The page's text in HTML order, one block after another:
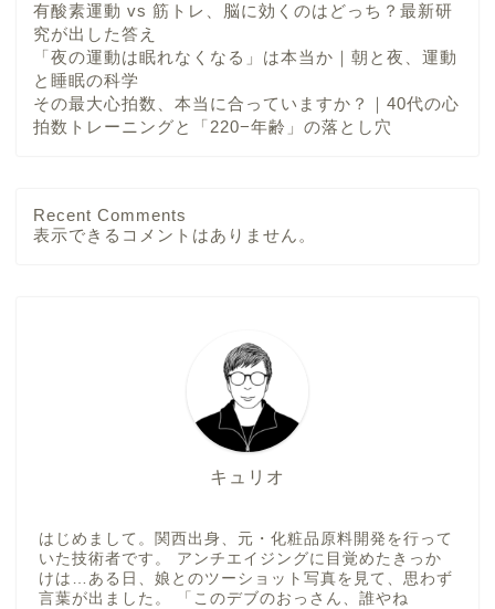
有酸素運動 vs 筋トレ、脳に効くのはどっち？最新研
究が出した答え
「夜の運動は眠れなくなる」は本当か｜朝と夜、運動
と睡眠の科学
その最大心拍数、本当に合っていますか？｜40代の心
拍数トレーニングと「220−年齢」の落とし穴
Recent Comments
表示できるコメントはありません。
キュリオ
はじめまして。関西出身、元・化粧品原料開発を行って
いた技術者です。 アンチエイジングに目覚めたきっか
けは…ある日、娘とのツーショット写真を見て、思わず
言葉が出ました。 「このデブのおっさん、誰やね